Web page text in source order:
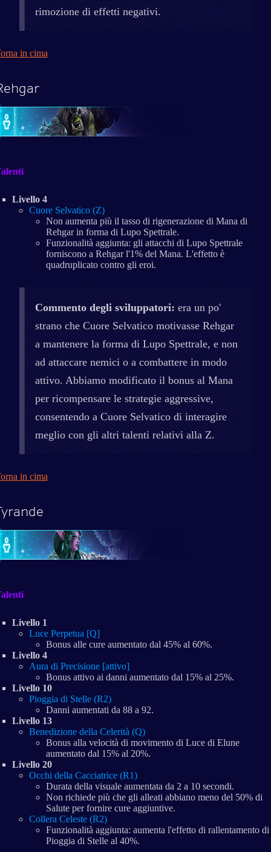
rimozione di effetti negativi.
in cima
Livello 4
Cuore Selvatico (Z)
Non aumenta più il tasso di rigenerazione di Mana di
Rehgar in forma di Lupo Spettrale.
Funzionalità aggiunta: gli attacchi di Lupo Spettrale
forniscono a Rehgar l'1% del Mana. L'effetto è
quadruplicato contro gli eroi.
Commento degli sviluppatori: era un po'
strano che Cuore Selvatico motivasse Rehgar
a mantenere la forma di Lupo Spettrale, e non
ad attaccare nemici o a combattere in modo
attivo. Abbiamo modificato il bonus al Mana
per ricompensare le strategie aggressive,
consentendo a Cuore Selvatico di interagire
meglio con gli altri talenti relativi alla Z.
in cima
Livello 1
Luce Perpetua [Q]
Bonus alle cure aumentato dal 45% al 60%.
Livello 4
Aura di Precisione [attivo]
Bonus attivo ai danni aumentato dal 15% al 25%.
Livello 10
Pioggia di Stelle (R2)
Danni aumentati da 88 a 92.
Livello 13
Benedizione della Celerità (Q)
Bonus alla velocità di movimento di Luce di Elune
aumentato dal 15% al 20%.
Livello 20
Occhi della Cacciatrice (R1)
Durata della visuale aumentata da 2 a 10 secondi.
Non richiede più che gli alleati abbiano meno del 50% di
Salute per fornire cure aggiuntive.
Collera Celeste (R2)
Funzionalità aggiunta: aumenta l'effetto di rallentamento di
Pioggia di Stelle al 40%.